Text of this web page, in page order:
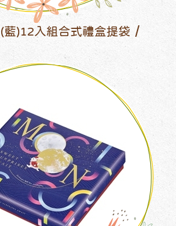
藍)12入組合式禮盒提袋